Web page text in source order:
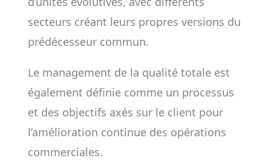
secteurs créant leurs propres versions du
prédécesseur commun.
Le management de la qualité totale est
également définie comme un processus
et des objectifs axés sur le client pour
l’amélioration continue des opérations
commerciales.